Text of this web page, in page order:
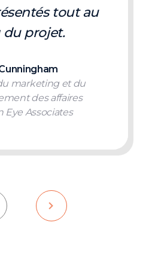
tout au
du projet.
marketing et du
des affaires
Eye Associates